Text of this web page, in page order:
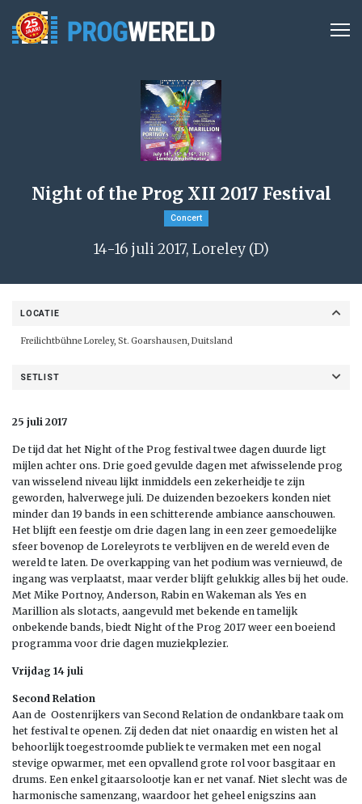
Night of the Prog XII 2017 Festival
Concert
14-16 juli 2017, Loreley (D)
LOCATIE
Freilichtbühne Loreley, St. Goarshausen, Duitsland
SETLIST
25 juli 2017
De tijd dat het Night of the Prog festival twee dagen duurde ligt
mijlen achter ons. Drie goed gevulde dagen met afwisselende prog
van wisselend niveau lijkt inmiddels een zekerheidje te zijn
geworden, halverwege juli. De duizenden bezoekers konden niet
minder dan 19 bands in een schitterende ambiance aanschouwen.
Het blijft een feestje om drie dagen lang in een zeer gemoedelijke
sfeer bovenop de Loreleyrots te verblijven en de wereld even de
wereld te laten. De overkapping van het podium was vernieuwd, de
ingang was verplaatst, maar verder blijft gelukkig alles bij het oude.
Met Mike Portnoy, Anderson, Rabin en Wakeman als Yes en
Marillion als slotacts, aangevuld met bekende en tamelijk
onbekende bands, biedt Night of the Prog 2017 weer een boeiend
programma voor drie dagen muziekplezier.
Vrijdag 14 juli
Second Relation
Aan de Oostenrijkers van Second Relation de ondankbare taak om
het festival te openen. Zij deden dat niet onaardig en wisten het al
behoorlijk toegestroomde publiek te vermaken met een nogal
stevige opwarmer, met een opvallend grote rol voor basgitaar en
drums. Een enkel gitaarsolootje kan er net vanaf. Niet slecht was de
harmonische samenzang, waardoor het geheel enigszins aan